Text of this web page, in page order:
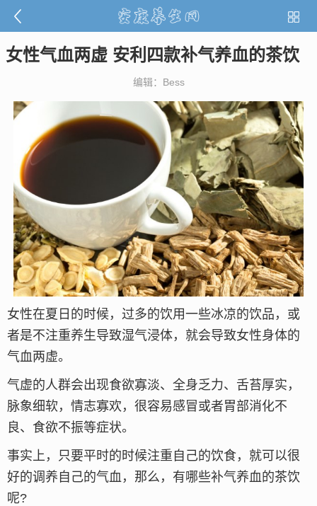
女性气血两虚 安利四款补气养血的茶饮
编辑：Bess
女性在夏日的时候，过多的饮用一些冰凉的饮品，或
者是不注重养生导致湿气浸体，就会导致女性身体的
气血两虚。
气虚的人群会出现食欲寡淡、全身乏力、舌苔厚实，
脉象细软，情志寡欢，很容易感冒或者胃部消化不
良、食欲不振等症状。
事实上，只要平时的时候注重自己的饮食，就可以很
好的调养自己的气血，那么，有哪些补气养血的茶饮
呢?